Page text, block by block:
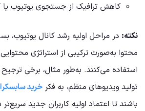
کاهش ترافیک از جستجوی یوتیوب یا
نکته: در مراحل اولیه رشد کانال یوتیوب،
محتوا به‌صورت ترکیبی از استراتژی
استفاده می‌کنند. به‌طور مثال، برخی
تولید ویدیوهای منظم، به فکر خرید
باشند تا اعتماد اولیه کاربران جدید